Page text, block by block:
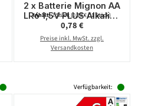
2 x Batterie Mignon AA
LR6 1,5V PLUS Alkaline
- Leistung auf Dauer -
CAMELION
Inhalt:2 Stück(0,39 € / 1 Stück)
Regulärer Preis:
0,78 €
Preise inkl. MwSt. zzgl.
Versandkosten
Verfügbarkeit: